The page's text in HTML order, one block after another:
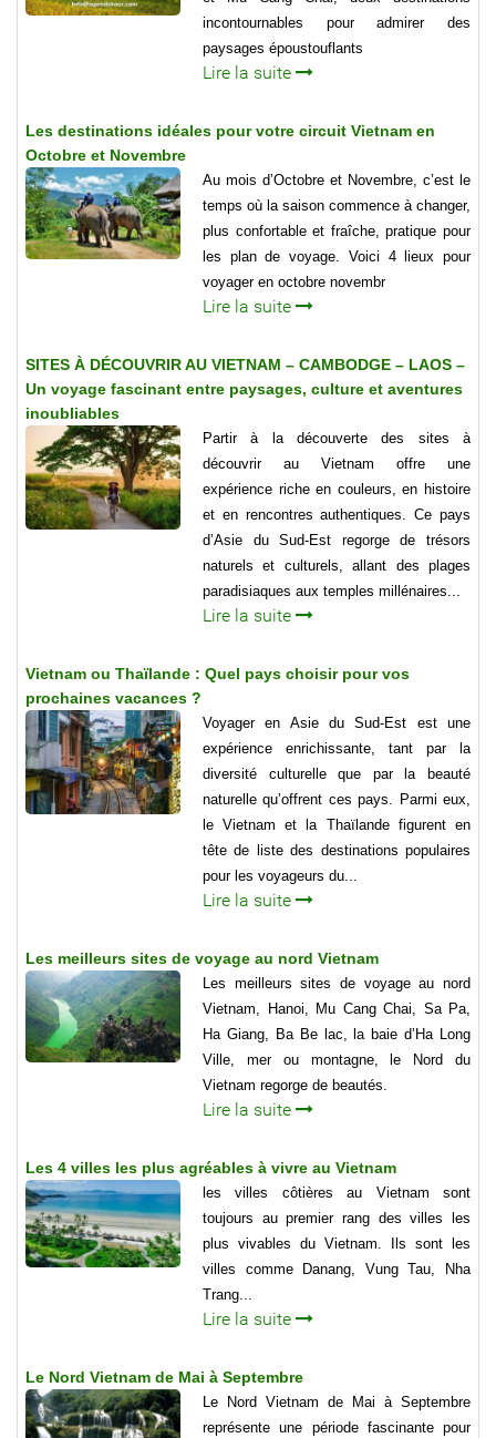
incontournables pour admirer des
paysages époustouflants
Lire la suite
Les destinations idéales pour votre circuit Vietnam en
Octobre et Novembre
Au mois d’Octobre et Novembre, c’est le
temps où la saison commence à changer,
plus confortable et fraîche, pratique pour
les plan de voyage. Voici 4 lieux pour
voyager en octobre novembr
Lire la suite
SITES À DÉCOUVRIR AU VIETNAM – CAMBODGE – LAOS –
Un voyage fascinant entre paysages, culture et aventures
inoubliables
Partir à la découverte des sites à
découvrir au Vietnam offre une
expérience riche en couleurs, en histoire
et en rencontres authentiques. Ce pays
d’Asie du Sud-Est regorge de trésors
naturels et culturels, allant des plages
paradisiaques aux temples millénaires...
Lire la suite
Vietnam ou Thaïlande : Quel pays choisir pour vos
prochaines vacances ?
Voyager en Asie du Sud-Est est une
expérience enrichissante, tant par la
diversité culturelle que par la beauté
naturelle qu’offrent ces pays. Parmi eux,
le Vietnam et la Thaïlande figurent en
tête de liste des destinations populaires
pour les voyageurs du...
Lire la suite
Les meilleurs sites de voyage au nord Vietnam
Les meilleurs sites de voyage au nord
Vietnam, Hanoi, Mu Cang Chai, Sa Pa,
Ha Giang, Ba Be lac, la baie d’Ha Long
Ville, mer ou montagne, le Nord du
Vietnam regorge de beautés.
Lire la suite
Les 4 villes les plus agréables à vivre au Vietnam
les villes côtières au Vietnam sont
toujours au premier rang des villes les
plus vivables du Vietnam. Ils sont les
villes comme Danang, Vung Tau, Nha
Trang...
Lire la suite
Le Nord Vietnam de Mai à Septembre
Le Nord Vietnam de Mai à Septembre
représente une période fascinante pour